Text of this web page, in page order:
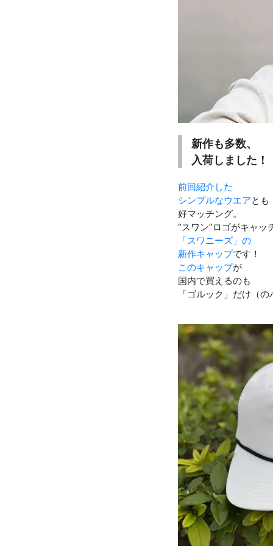
新作も多数、
入荷しました！
前回紹介した
シンプルなウエアとも
好マッチング。
“スワン”ロゴがキャッ
「スワニーズ」の
新作キャップです！
このキャップが
国内で買えるのも
「ゴルック」だけ（の